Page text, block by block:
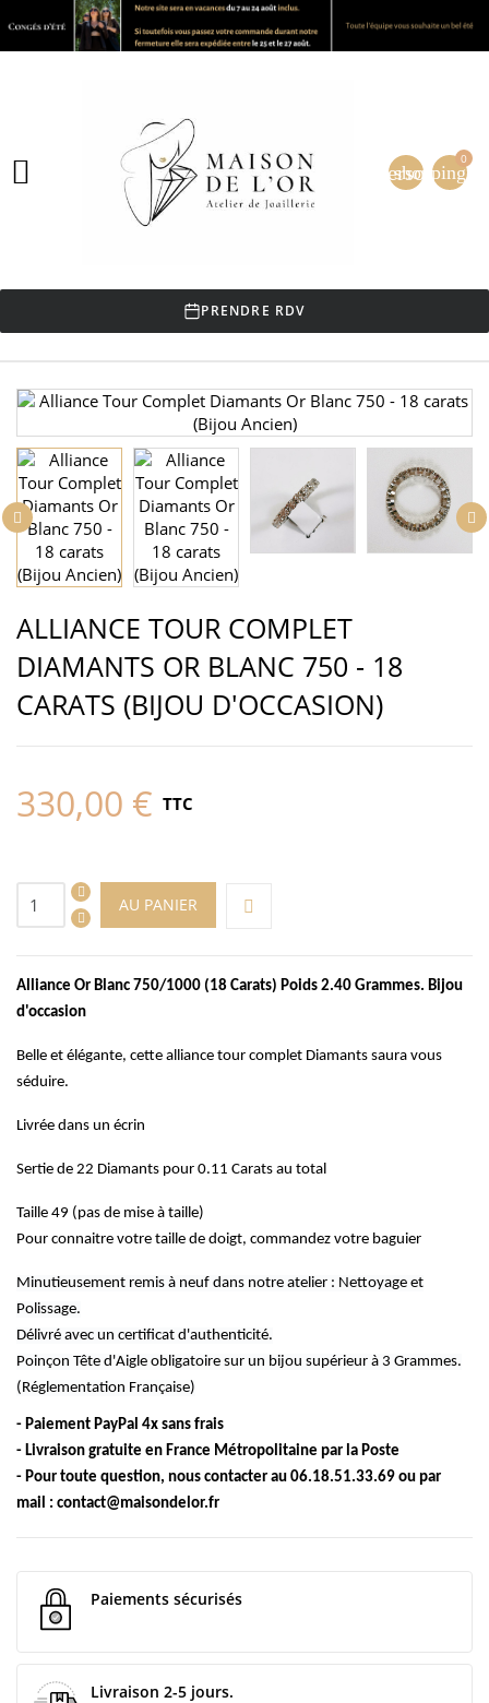
 person
0
PRENDRE RDV
ALLIANCE TOUR COMPLET
DIAMANTS OR BLANC 750 - 18
CARATS (BIJOU D'OCCASION)
330,00 € TTC
AU PANIER
Alliance Or Blanc 750/1000 (18 Carats) Poids 2.40 Grammes. Bijou
d'occasion
Belle et élégante, cette alliance tour complet Diamants saura vous
séduire.
Livrée dans un écrin
Sertie de 22 Diamants pour 0.11 Carats au total
Taille 49 (pas de mise à taille)
Pour connaitre votre taille de doigt, commandez votre baguier
Minutieusement remis à neuf dans notre atelier : Nettoyage et
Polissage.
Délivré avec un certificat d'authenticité.
Poinçon Tête d'Aigle obligatoire sur un bijou supérieur à 3 Grammes.
(Réglementation Française)
- Paiement PayPal 4x sans frais
- Livraison gratuite en France Métropolitaine par la Poste
- Pour toute question, nous contacter au 06.18.51.33.69 ou par
mail : contact@maisondelor.fr
Paiements sécurisés
Livraison 2-5 jours.